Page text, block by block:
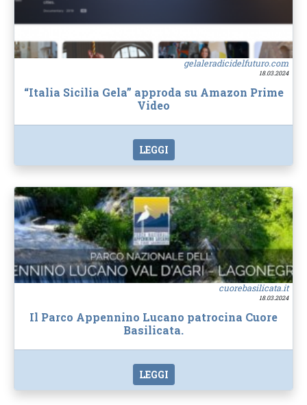
gelaleradicidelfuturo.com
18.03.2024
“Italia Sicilia Gela” approda su Amazon Prime
Video
LEGGI
cuorebasilicata.it
18.03.2024
Il Parco Appennino Lucano patrocina Cuore
Basilicata.
LEGGI